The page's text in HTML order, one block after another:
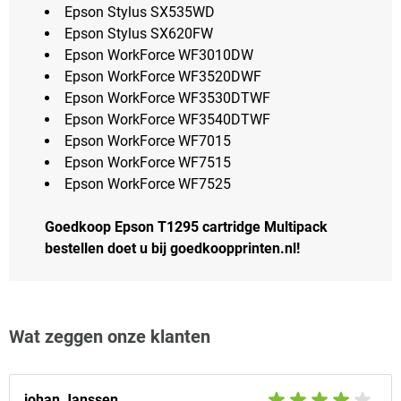
Epson Stylus SX535WD
Epson Stylus SX620FW
Epson WorkForce WF3010DW
Epson WorkForce WF3520DWF
Epson WorkForce WF3530DTWF
Epson WorkForce WF3540DTWF
Epson WorkForce WF7015
Epson WorkForce WF7515
Epson WorkForce WF7525
Goedkoop Epson T1295 cartridge Multipack
bestellen doet u bij goedkoopprinten.nl!
Wat zeggen onze klanten